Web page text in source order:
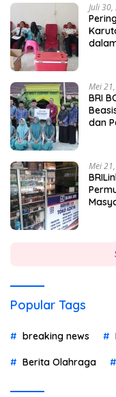
Juli
Mei
BRI
dan
Mei
Popular Tags
breaking news
Berita Olahraga